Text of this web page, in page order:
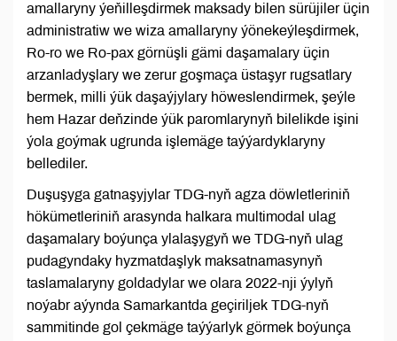
amallaryny ýeňilleşdirmek maksady bilen sürüjiler üçin
administratiw we wiza amallaryny ýönekeýleşdirmek,
Ro-ro we Ro-pax görnüşli gämi daşamalary üçin
arzanladyşlary we zerur goşmaça üstaşyr rugsatlary
bermek, milli ýük daşaýjylary höweslendirmek, şeýle
hem Hazar deňzinde ýük paromlarynyň bilelikde işini
ýola goýmak ugrunda işlemäge taýýardyklaryny
bellediler.
Duşuşyga gatnaşyjylar TDG-nyň agza döwletleriniň
hökümetleriniň arasynda halkara multimodal ulag
daşamalary boýunça ylalaşygyň we TDG-nyň ulag
pudagyndaky hyzmatdaşlyk maksatnamasynyň
taslamalaryny goldadylar we olara 2022-nji ýylyň
noýabr aýynda Samarkantda geçiriljek TDG-nyň
sammitinde gol çekmäge taýýarlyk görmek boýunça